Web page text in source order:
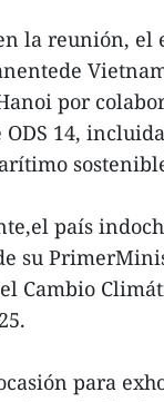
la reunión, el
por
ODS 14,
país
su
Cambio
para